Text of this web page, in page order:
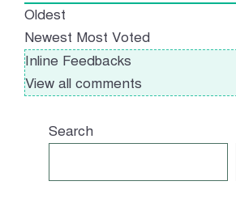
Oldest
Newest Most Voted
Inline Feedbacks
View all comments
Search